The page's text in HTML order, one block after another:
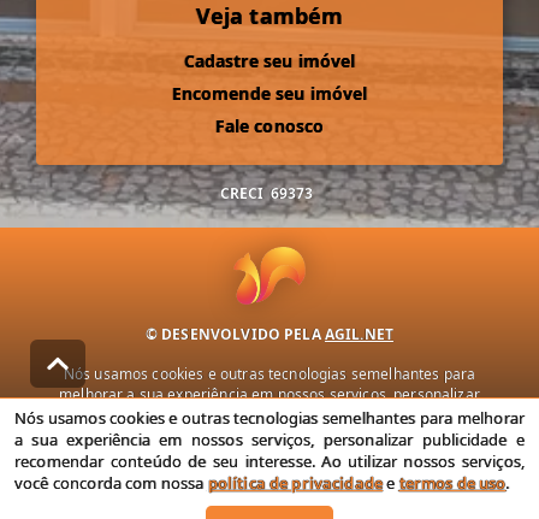
Veja também
Cadastre seu imóvel
Encomende seu imóvel
Fale conosco
CRECI 69373
© DESENVOLVIDO PELAAGIL.NET
Nós usamos cookies e outras tecnologias semelhantes para
melhorar a sua experiência em nossos serviços, personalizar
publicidade e recomendar conteúdo de seu interesse. Ao utilizar
nossos serviços, você concorda com nossa política de privacidade e
termos de uso.
Política de Privacidade Termos de uso
Nós usamos cookies e outras tecnologias semelhantes para melhorar
a sua experiência em nossos serviços, personalizar publicidade e
recomendar conteúdo de seu interesse. Ao utilizar nossos serviços,
você concorda com nossa política de privacidadeetermos de uso.